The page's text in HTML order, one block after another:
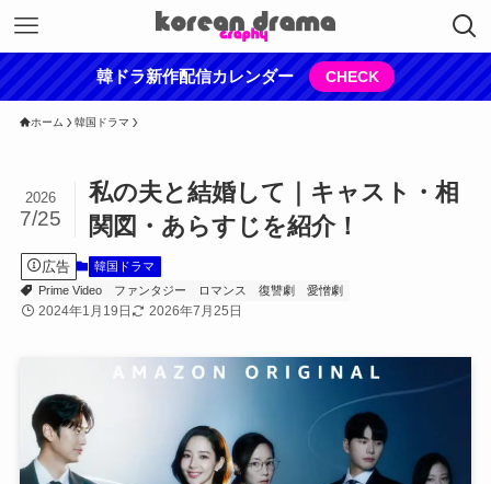
韓ドラ新作配信カレンダー CHECK
ホーム 韓国ドラマ
私の夫と結婚して｜キャスト・相
関図・あらすじを紹介！
2026
7/25
広告
韓国ドラマ
Prime Video
ファンタジー ロマンス 復讐劇 愛憎劇
2024年1月19日 2026年7月25日